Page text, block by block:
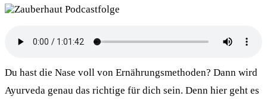
Du hast die Nase voll von Ernährungsmethoden? Dann wird
Ayurveda genau das richtige für dich sein. Denn hier geht es